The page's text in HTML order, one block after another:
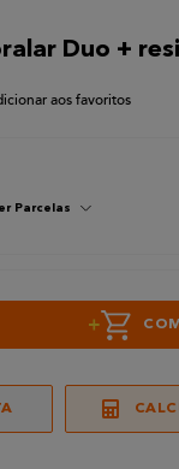
Duo +
Parcelas
+